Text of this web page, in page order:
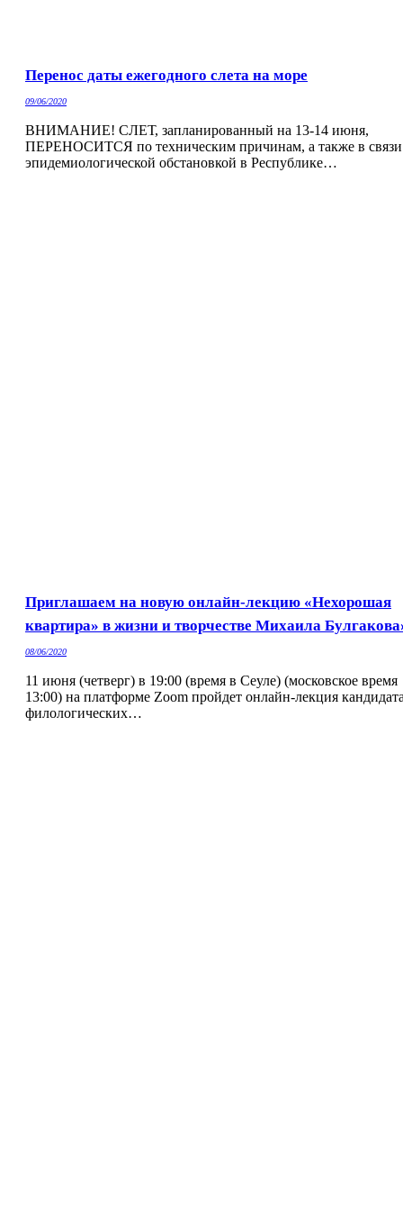
Перенос даты ежегодного слета на море
09/06/2020
ВНИМАНИЕ! СЛЕТ, запланированный на 13-14 июня,
ПЕРЕНОСИТСЯ по техническим причинам, а также в связи
эпидемиологической обстановкой в Республике…
Приглашаем на новую онлайн-лекцию «Нехорошая
квартира» в жизни и творчестве Михаила
08/06/2020
11 июня (четверг) в 19:00 (время в Сеуле) (московское время
13:00) на платформе Zoom пройдет онлайн-лекция
филологических…